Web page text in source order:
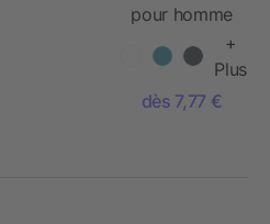
pour homme
recyclée GRS
entièrement
+
Plus
dès 7,77 €